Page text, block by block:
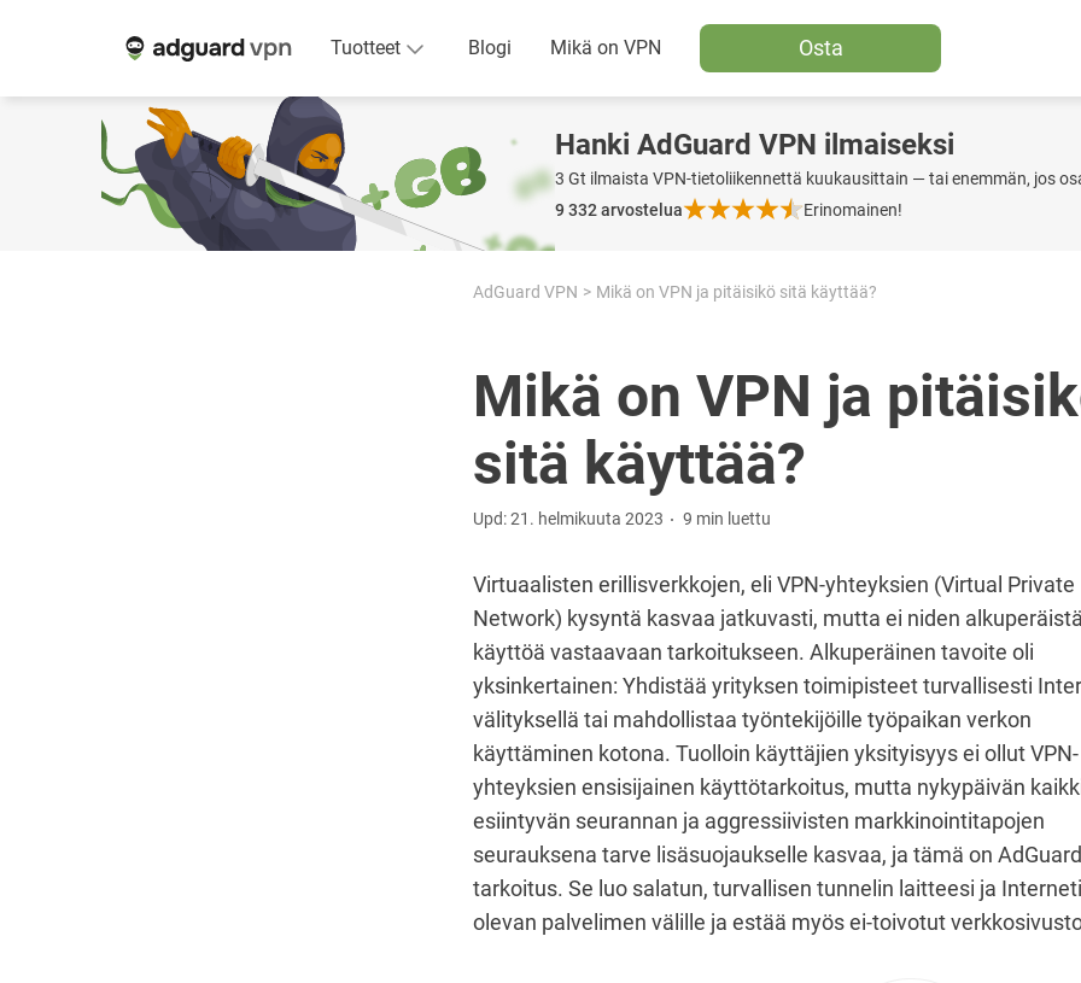
Tuotteet Blogi Mikä on VPN Osta
Hanki AdGuard VPN ilmaiseksi
3 Gt ilmaista VPN-tietoliikennettä kuukausittain — tai enemmän, jos
9 332arvostelua Erinomainen!
AdGuard VPN Mikä on VPN ja pitäisikö sitä käyttää?
Mikä on VPN ja
sitä käyttää?
Upd: 21. helmikuuta 2023 9 min luettu
Virtuaalisten erillisverkkojen, eli VPN-yhteyksien (Virtual Private
Network) kysyntä kasvaa jatkuvasti, mutta ei niden alkuperäistä
käyttöä vastaavaan tarkoitukseen. Alkuperäinen tavoite oli
yksinkertainen: Yhdistää yrityksen toimipisteet turvallisesti
välityksellä tai mahdollistaa työntekijöille työpaikan verkon
käyttäminen kotona. Tuolloin käyttäjien yksityisyys ei ollut VPN-
yhteyksien ensisijainen käyttötarkoitus, mutta nykypäivän
esiintyvän seurannan ja aggressiivisten markkinointitapojen
seurauksena tarve lisäsuojaukselle kasvaa, ja tämä on
tarkoitus. Se luo salatun, turvallisen tunnelin laitteesi ja
olevan palvelimen välille ja estää myös ei-toivotut